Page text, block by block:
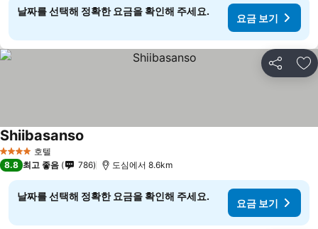
날짜를 선택해 정확한 요금을 확인해 주세요.
요금 보기
공유 즐
4 성급 호텔
Shiibasanso
8.8 최고 좋음 786 도심에서 8.6km
날짜를 선택해 정확한 요금을 확인해 주세요.
요금 보기